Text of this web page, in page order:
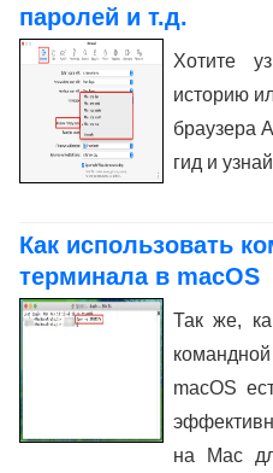
паролей и т.д.
Хотите
историю
браузера
гид и
Как использовать
терминала в macOS
Так же,
macOS
на Mac